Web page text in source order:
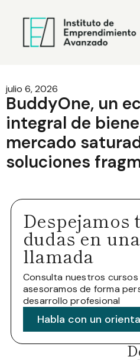
julio 6, 2026
BuddyOne, un
integral de
mercado
soluciones
Despejamos
dudas en
llamada
Consulta nuestros
asesoramos de forma
desarrollo profesional
Habla con un